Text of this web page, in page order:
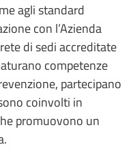
agli standard
con l’Azienda
di sedi accreditate
competenze
partecipano
coinvolti in
promuovono un